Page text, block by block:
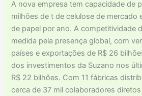
A nova empresa tem capacidade de
milhões de t de celulose de mercado
de papel por ano. A competitividade
medida pela presença global, com
países e exportações de R$ 26
dos investimentos da Suzano nos
R$ 22 bilhões. Com 11 fábricas
cerca de 37 mil colaboradores